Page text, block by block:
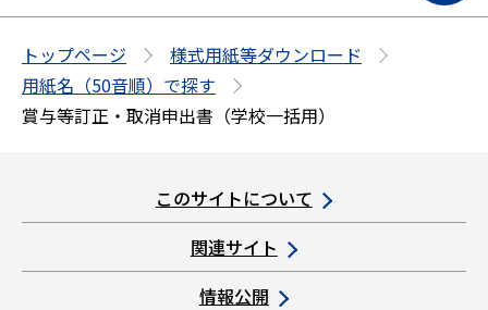
ジ
トップページ
様式用紙等ダウンロード
用紙名（50音順）で探す
賞与等訂正・取消申出書（学校一括用）
このサイトについて
関連サイト
情報公開